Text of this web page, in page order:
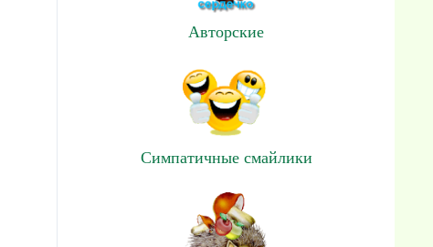
Авторские
Симпатичные смайлики